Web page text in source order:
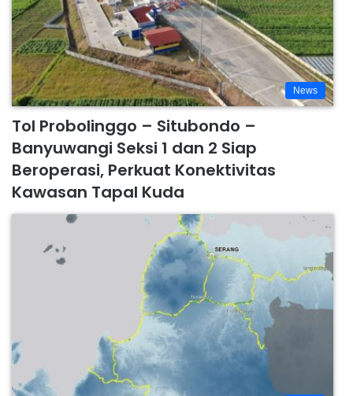
News
Tol Probolinggo – Situbondo –
Banyuwangi Seksi 1 dan 2 Siap
Beroperasi, Perkuat Konektivitas
Kawasan Tapal Kuda